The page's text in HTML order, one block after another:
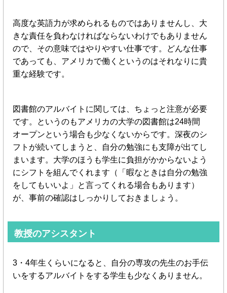
高度な英語力が求められるものではありませんし、大
きな責任を負わなければならないわけでもありません
ので、その意味ではやりやすい仕事です。どんな仕事
であっても、アメリカで働くというのはそれなりに貴
重な経験です。
図書館のアルバイトに関しては、ちょっと注意が必要
です。というのもアメリカの大学の図書館は24時間
オープンという場合も少なくないからです。深夜のシ
フトが続いてしまうと、自分の勉強にも支障が出てし
まいます。大学のほうも学生に負担がかからないよう
にシフトを組んでくれます（「暇なときは自分の勉強
をしてもいいよ」と言ってくれる場合もあります）
が、事前の確認はしっかりしておきましょう。
教授のアシスタント
3・4年生くらいになると、自分の専攻の先生のお手伝
いをするアルバイトをする学生も少なくありません。